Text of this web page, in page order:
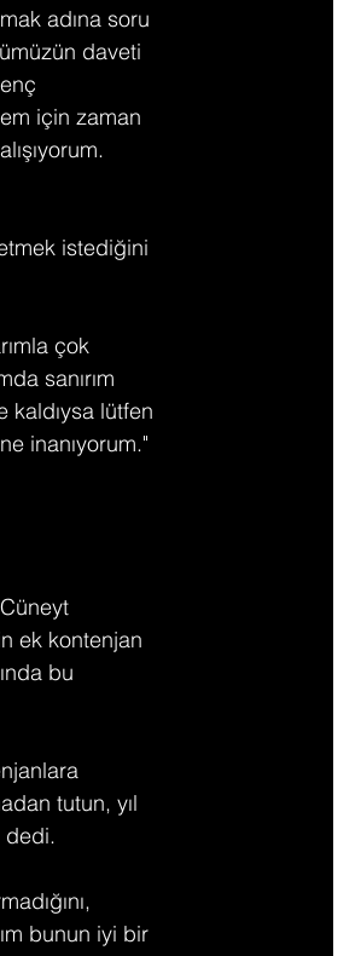
adına soru
daveti
için zaman
istediğini
çok
sanırım
kaldıysa lütfen
inanıyorum."
ek kontenjan
bu
tutun, yıl
dedi.
bunun iyi bir